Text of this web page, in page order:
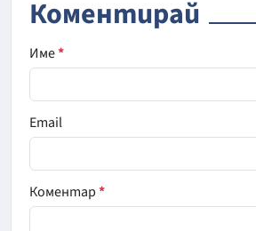
Коментирай
Име*
Email
Коментар*